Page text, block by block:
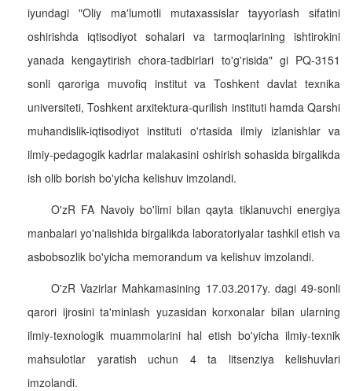
iyundagi "Oliy ma'lumotli mutaxassislar tayyorlash sifatini
oshirishda iqtisodiyot sohalari va tarmoqlarining ishtirokini
yanada kengaytirish chora-tadbirlari to'g'risida" gi PQ-3151
sonli qaroriga muvofiq institut va Toshkent davlat texnika
universiteti, Toshkent arxitektura-qurilish instituti hamda Qarshi
muhandislik-iqtisodiyot instituti o'rtasida ilmiy izlanishlar va
ilmiy-pedagogik kadrlar malakasini oshirish sohasida birgalikda
ish olib borish bo'yicha kelishuv imzolandi.
O'zR FA Navoiy bo'limi bilan qayta tiklanuvchi energiya
manbalari yo'nalishida birgalikda laboratoriyalar tashkil etish va
asbobsozlik bo'yicha memorandum va kelishuv imzolandi.
O'zR Vazirlar Mahkamasining 17.03.2017y. dagi 49-sonli
qarori ijrosini ta'minlash yuzasidan korxonalar bilan ularning
ilmiy-texnologik muammolarini hal etish bo'yicha ilmiy-texnik
mahsulotlar yaratish uchun 4 ta litsenziya kelishuvlari
imzolandi.